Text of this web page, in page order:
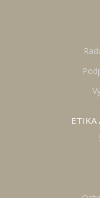
ETIKA